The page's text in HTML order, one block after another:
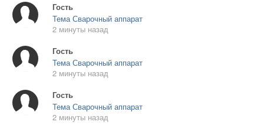
Гость
Тема Сварочный аппарат
2 минуты назад
Гость
Тема Сварочный аппарат
2 минуты назад
Гость
Тема Сварочный аппарат
2 минуты назад